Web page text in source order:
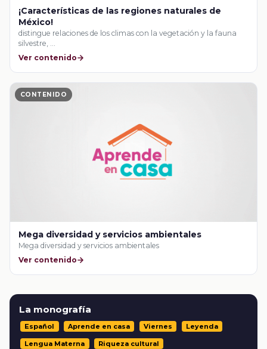
¡Características de las regiones naturales de
México!
distingue relaciones de los climas con la vegetación y la fauna
silvestre, …
Ver contenido
CONTENIDO
Mega diversidad y servicios ambientales
Mega diversidad y servicios ambientales
Ver contenido
La monografía
Español Aprende en casa Viernes Leyenda
Lengua Materna Riqueza cultural